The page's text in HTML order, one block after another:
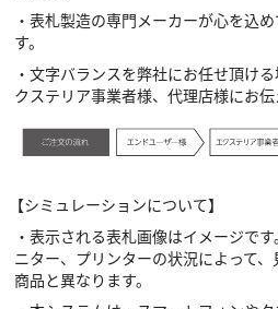
・表札製造の専門メーカーが心を込
す。
・文字バランスを弊社にお任せ頂け
クステリア事業者様、代理店様にお伝
【シミュレーションについて】
・表示される表札画像はイメージで
ニター、プリンターの状況によって
商品と異なります。